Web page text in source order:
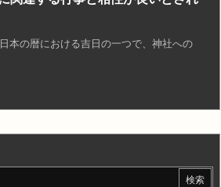
本の暦における吉日の一つで、神社への